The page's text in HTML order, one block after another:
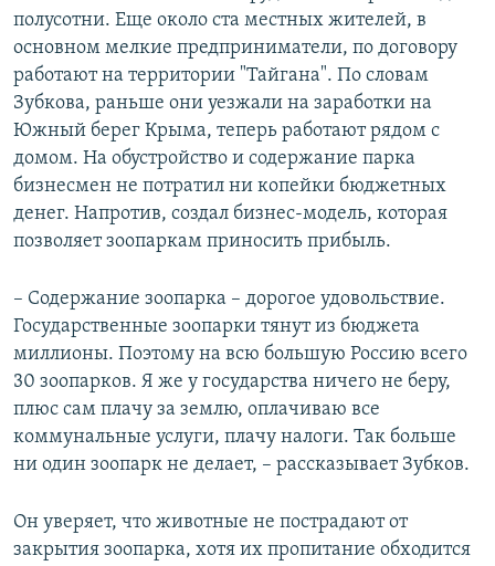
полусотни. Еще около ста местных жителей, в
основном мелкие предприниматели, по договору
работают на территории "Тайгана". По словам
Зубкова, раньше они уезжали на заработки на
Южный берег Крыма, теперь работают рядом с
домом. На обустройство и содержание парка
бизнесмен не потратил ни копейки бюджетных
денег. Напротив, создал бизнес-модель, которая
позволяет зоопаркам приносить прибыль.
– Содержание зоопарка – дорогое удовольствие.
Государственные зоопарки тянут из бюджета
миллионы. Поэтому на всю большую Россию всего
30 зоопарков. Я же у государства ничего не беру,
плюс сам плачу за землю, оплачиваю все
коммунальные услуги, плачу налоги. Так больше
ни один зоопарк не делает, – рассказывает Зубков.
Он уверяет, что животные не пострадают от
закрытия зоопарка, хотя их пропитание обходится